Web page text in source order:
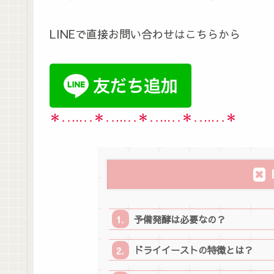
LINEで直接お問い合わせはこちらから
＊‥…‥＊‥…‥＊‥…‥＊‥…‥＊
予備発酵は必要なの？
ドライイーストの特徴とは？